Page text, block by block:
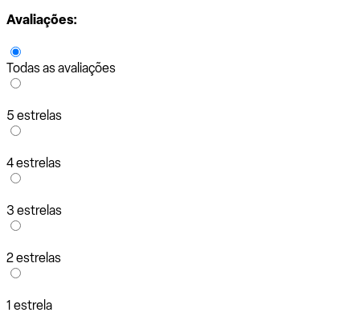
Avaliações:
Todas as avaliações
5 estrelas
4 estrelas
3 estrelas
2 estrelas
1 estrela